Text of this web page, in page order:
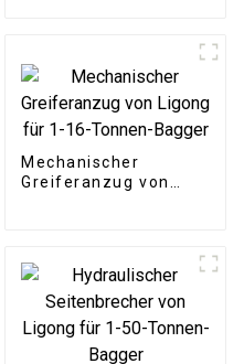
Mechanischer
Greiferanzug von